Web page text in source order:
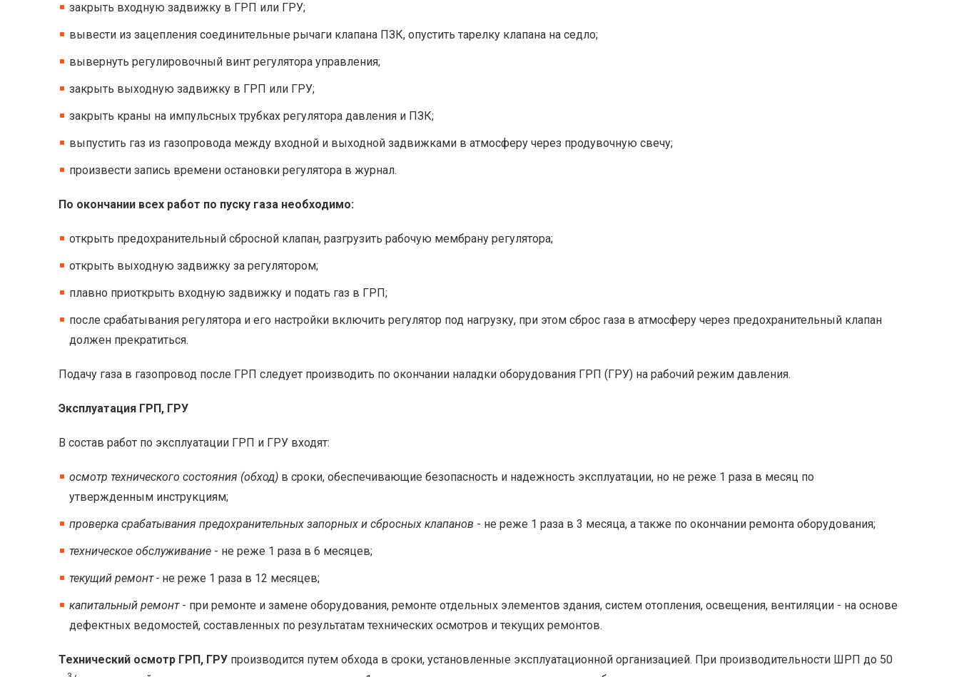
закрыть входную задвижку в ГРП или ГРУ;
вывести из зацепления соединительные рычаги клапана ПЗК, опустить тарелку клапана на седло;
вывернуть регулировочный винт регулятора управления;
закрыть выходную задвижку в ГРП или ГРУ;
закрыть краны на импульсных трубках регулятора давления и ПЗК;
выпустить газ из газопровода между входной и выходной задвижками в атмосферу через продувочную свечу;
произвести запись времени остановки регулятора в журнал.
По окончании всех работ по пуску газа необходимо:
открыть предохранительный сбросной клапан, разгрузить рабочую мембрану регулятора;
открыть выходную задвижку за регулятором;
плавно приоткрыть входную задвижку и подать газ в ГРП;
после срабатывания регулятора и его настройки включить регулятор под нагрузку, при этом сброс газа в атмосферу через предохранительный клапан
должен прекратиться.
Подачу газа в газопровод после ГРП следует производить по окончании наладки оборудования ГРП (ГРУ) на рабочий режим давления.
Эксплуатация ГРП, ГРУ
В состав работ по эксплуатации ГРП и ГРУ входят:
осмотр технического состояния (обход) в сроки, обеспечивающие безопасность и надежность эксплуатации, но не реже 1 раза в месяц по
утвержденным инструкциям;
проверка срабатывания предохранительных запорных и сбросных клапанов - не реже 1 раза в 3 месяца, а также по окончании ремонта оборудования;
техническое обслуживание - не реже 1 раза в 6 месяцев;
текущий ремонт - не реже 1 раза в 12 месяцев;
капитальный ремонт- при ремонте и замене оборудования, ремонте отдельных элементов здания, систем отопления, освещения, вентиляции - на основе
дефектных ведомостей, составленных по результатам технических осмотров и текущих ремонтов.
Технический осмотр ГРП, ГРУ производится путем обхода в сроки, установленные эксплуатационной организацией. При производительности ШРП до 50